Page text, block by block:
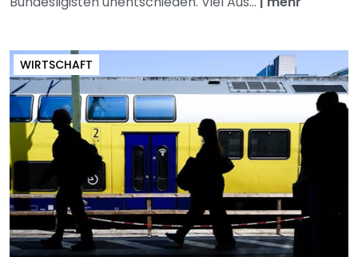
WIRTSCHAFT